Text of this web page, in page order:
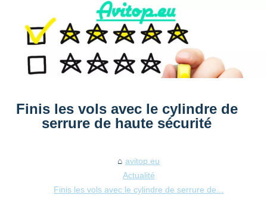
Finis les vols avec le cylindre de
serrure de haute sécurité
avitop.eu
Actualité
Finis les vols avec le cylindre de serrure de...